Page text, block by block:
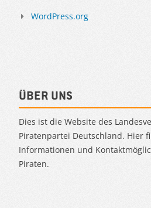
WordPress.org
Über uns
Dies ist die Website des
Piratenpartei Deutschland. Hier
Informationen und
Piraten.